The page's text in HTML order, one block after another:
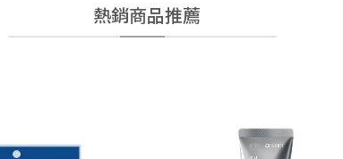
熱銷商品推薦